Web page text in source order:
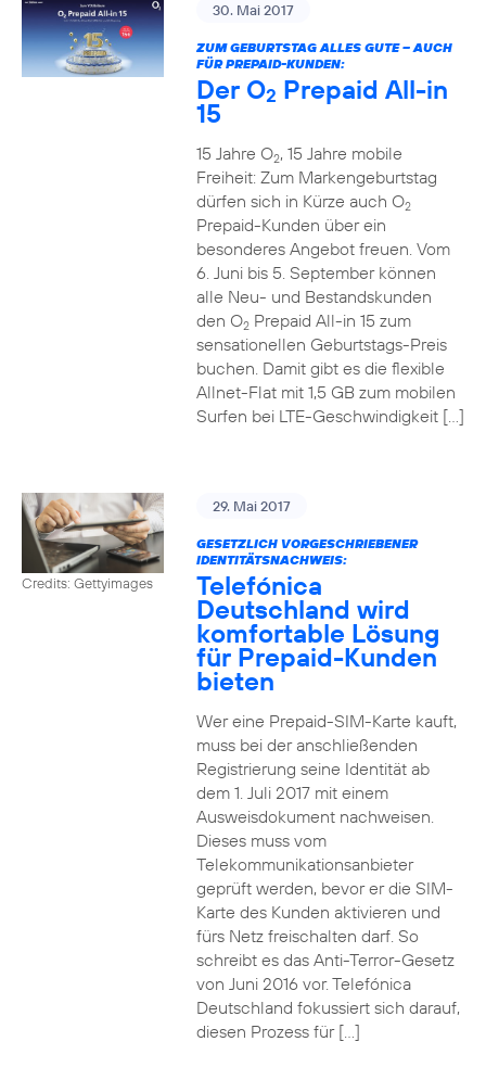
30. Mai 2017
ZUM GEBURTSTAG ALLES GUTE – AUCH
FÜR PREPAID-KUNDEN:
Der O2 Prepaid All-in
15
15 Jahre O2, 15 Jahre mobile
Freiheit: Zum Markengeburtstag
dürfen sich in Kürze auch O2
Prepaid-Kunden über ein
besonderes Angebot freuen. Vom
6. Juni bis 5. September können
alle Neu- und Bestandskunden
den O2Prepaid All-in 15 zum
sensationellen Geburtstags-Preis
buchen. Damit gibt es die flexible
Allnet-Flat mit 1,5 GB zum mobilen
Surfen bei LTE-Geschwindigkeit […]
Credits: Gettyimages
29. Mai 2017
GESETZLICH VORGESCHRIEBENER
IDENTITÄTSNACHWEIS:
Telefónica
Deutschland wird
komfortable Lösung
für Prepaid-Kunden
bieten
Wer eine Prepaid-SIM-Karte kauft,
muss bei der anschließenden
Registrierung seine Identität ab
dem 1. Juli 2017 mit einem
Ausweisdokument nachweisen.
Dieses muss vom
Telekommunikationsanbieter
geprüft werden, bevor er die SIM-
Karte des Kunden aktivieren und
fürs Netz freischalten darf. So
schreibt es das Anti-Terror-Gesetz
von Juni 2016 vor. Telefónica
Deutschland fokussiert sich darauf,
diesen Prozess für […]